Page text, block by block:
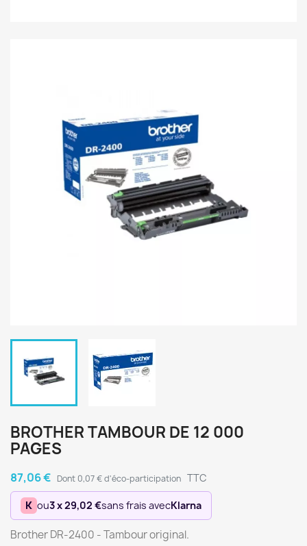
BROTHER TAMBOUR DE 12 000
PAGES
87,06 € Dont 0,07 € d'éco-participation TTC
K ou3 x 29,02 €sans frais avecKlarna
Brother DR-2400 - Tambour original.